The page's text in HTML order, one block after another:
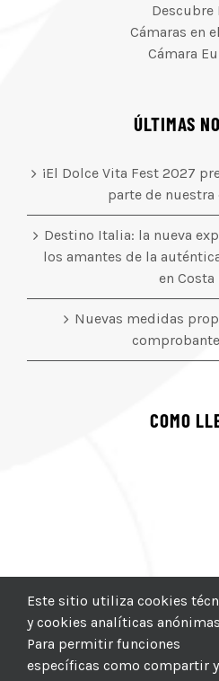
Descubre
Cámaras en
Cámara
ÚLTIMAS
¡El Dolce Vita Fest 2027
parte de
Destino Italia: la nueva
los amantes de la
en Costa
Nuevas medidas
COMO
Este sitio utiliza cookies
y cookies analíticas
Para permitir funciones
específicas como compartir